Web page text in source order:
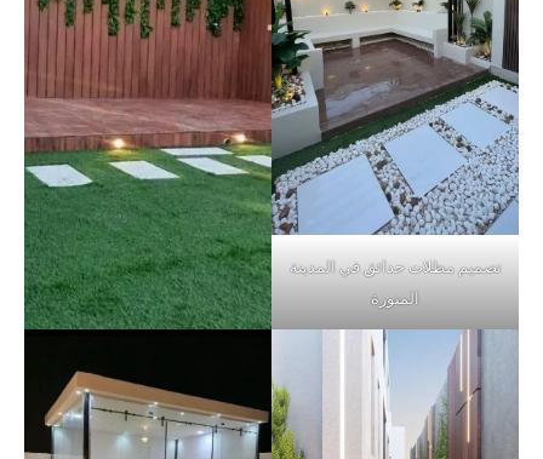
تصميم مظلات حدائق في المدينة
المنورة